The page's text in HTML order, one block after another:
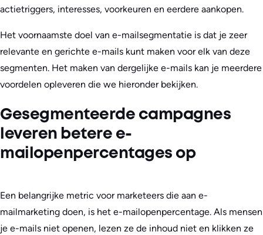
actietriggers, interesses, voorkeuren en eerdere aankopen.
Het voornaamste doel van e-mailsegmentatie is dat je zeer
relevante en gerichte e-mails kunt maken voor elk van deze
segmenten. Het maken van dergelijke e-mails kan je meerdere
voordelen opleveren die we hieronder bekijken.
Gesegmenteerde campagnes
leveren betere e-
mailopenpercentages op
Een belangrijke metric voor marketeers die aan e-
mailmarketing doen, is het e-mailopenpercentage. Als mensen
je e-mails niet openen, lezen ze de inhoud niet en klikken ze